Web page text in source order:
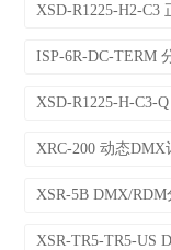
XSD-R1225-H2-C3
ISP-6R-DC-TERM
XSD-R1225-H-C3-
XRC-200 动态DMX
XSR-5B DMX/RDM
XSR-TR5-TR5-US